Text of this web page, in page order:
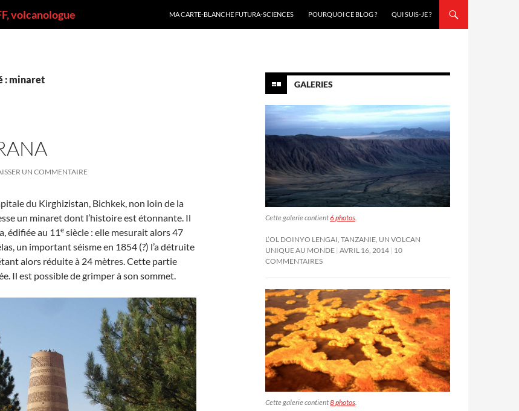
volcanologue
MA CARTE-BLANCHE FUTURA-SCIENCES
POURQUOI CE BLOG ? QUI SUIS-JE ?
: minaret
UN COMMENTAIRE
du Kirghizistan, Bichkek, non loin de la
un minaret dont l’histoire est étonnante. Il
édifiée au 11e siècle : elle mesurait alors 47
un important séisme en 1854 (?) l’a détruite
alors réduite à 24 mètres. Cette partie
Il est possible de grimper à son sommet.
GALERIES
Cette galerie contient6 photos.
L’OL DOINYO LENGAI, TANZANIE, UN VOLCAN
UNIQUE AU MONDE AVRIL 16, 2014 10
COMMENTAIRES
Cette galerie contient8 photos